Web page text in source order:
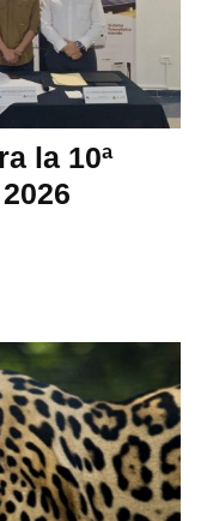
la 10ª